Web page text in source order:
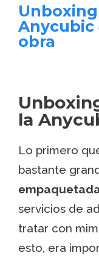
Anycubic
obra
la
Lo primero
bastante
servicios de
tratar con
esto, era